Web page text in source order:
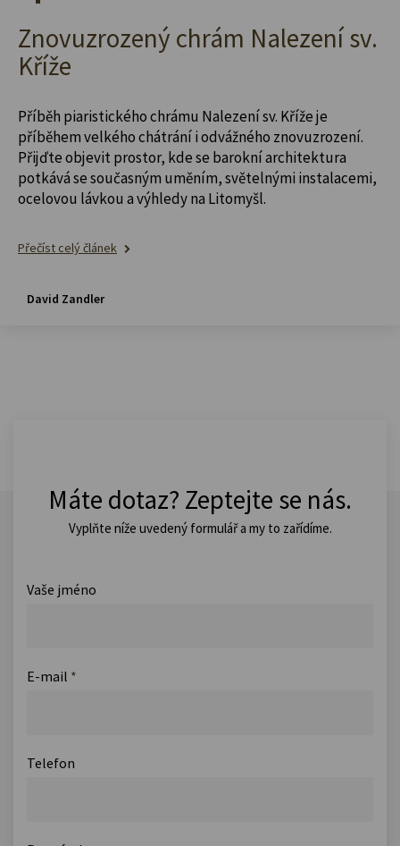
Znovuzrozený chrám Nalezení sv.
Kříže
Příběh piaristického chrámu Nalezení sv. Kříže je
příběhem velkého chátrání i odvážného znovuzrození.
Přijďte objevit prostor, kde se barokní architektura
potkává se současným uměním, světelnými instalacemi,
ocelovou lávkou a výhledy na Litomyšl.
Přečíst celý článek
David Zandler
Máte dotaz? Zeptejte se nás.
Vyplňte níže uvedený formulář a my to zařídíme.
Vaše jméno
E-mail *
Telefon